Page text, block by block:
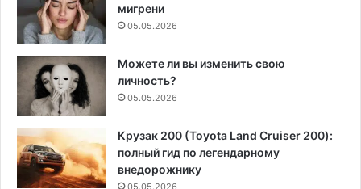
мигрени
05.05.2026
Можете ли вы изменить свою
личность?
05.05.2026
Крузак 200 (Toyota Land Cruiser 200):
полный гид по легендарному
внедорожнику
05.05.2026